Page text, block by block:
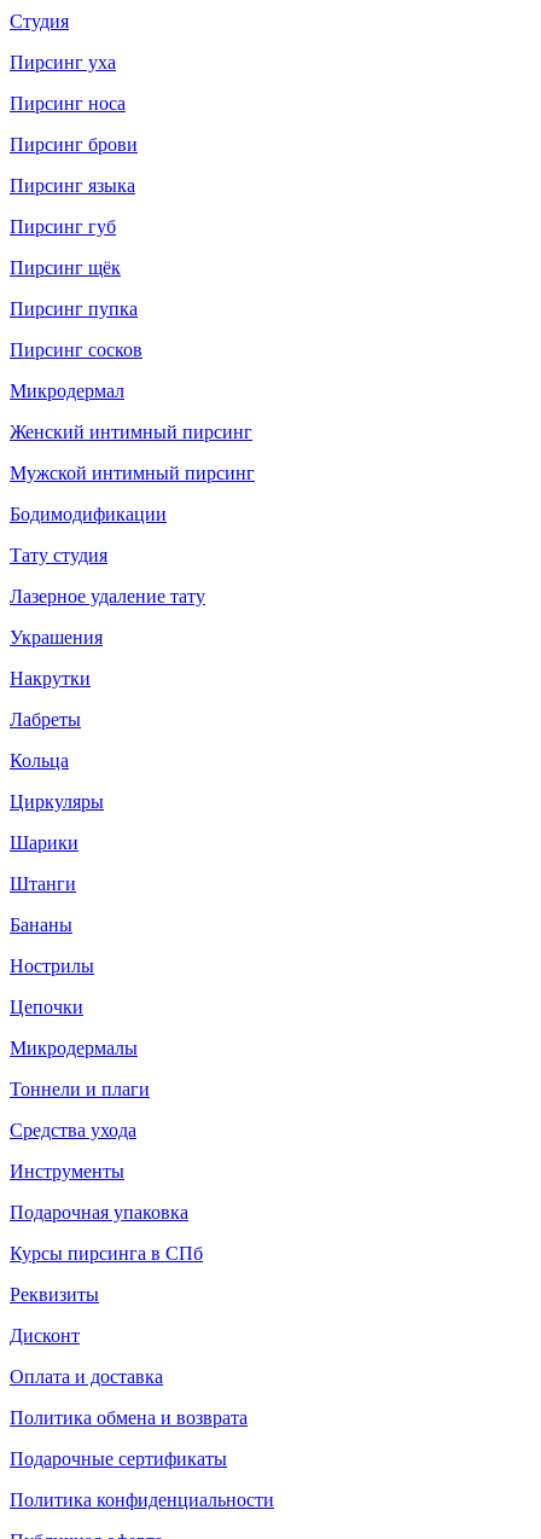
Студия
Пирсинг уха
Пирсинг носа
Пирсинг брови
Пирсинг языка
Пирсинг губ
Пирсинг щёк
Пирсинг пупка
Пирсинг сосков
Микродермал
Женский интимный пирсинг
Мужской интимный пирсинг
Бодимодификации
Тату студия
Лазерное удаление тату
Украшения
Накрутки
Лабреты
Кольца
Циркуляры
Шарики
Штанги
Бананы
Нострилы
Цепочки
Микродермалы
Тоннели и плаги
Средства ухода
Инструменты
Подарочная упаковка
Курсы пирсинга в СПб
Реквизиты
Дисконт
Оплата и доставка
Политика обмена и возврата
Подарочные сертификаты
Политика конфиденциальности